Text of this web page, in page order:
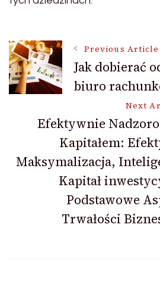
Post
Navigation
Previous Article
Jak dobierać
biuro
Next
Efektywnie
Kapitałem:
Maksymalizacja,
Kapitał
Podstawowe
Trwałości